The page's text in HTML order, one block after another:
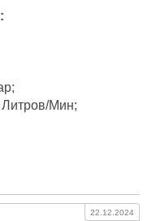
Мин;
22.12.2024